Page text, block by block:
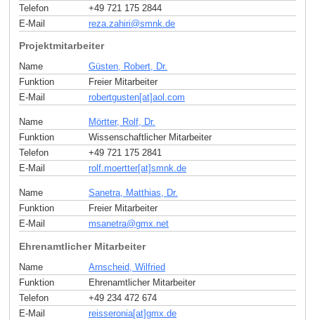
Telefon
+49 721 175 2844
E-Mail
reza.zahiri@smnk de
Projektmitarbeiter
Name
Güsten, Robert, Dr.
Funktion
Freier Mitarbeiter
E-Mail
robertgusten[at]aol .com
Name
Mörtter, Rolf, Dr.
Funktion
Wissenschaftlicher Mitarbeiter
Telefon
+49 721 175 2841
E-Mail
rolf.moertter[at]smnk.de
Name
Sanetra, Matthias, Dr.
Funktion
Freier Mitarbeiter
E-Mail
msanetra@gmx net
Ehrenamtlicher Mitarbeiter
Name
Arnscheid, Wilfried
Funktion
Ehrenamtlicher Mitarbeiter
Telefon
+49 234 472 674
E-Mail
reisseronia[at]gmx de